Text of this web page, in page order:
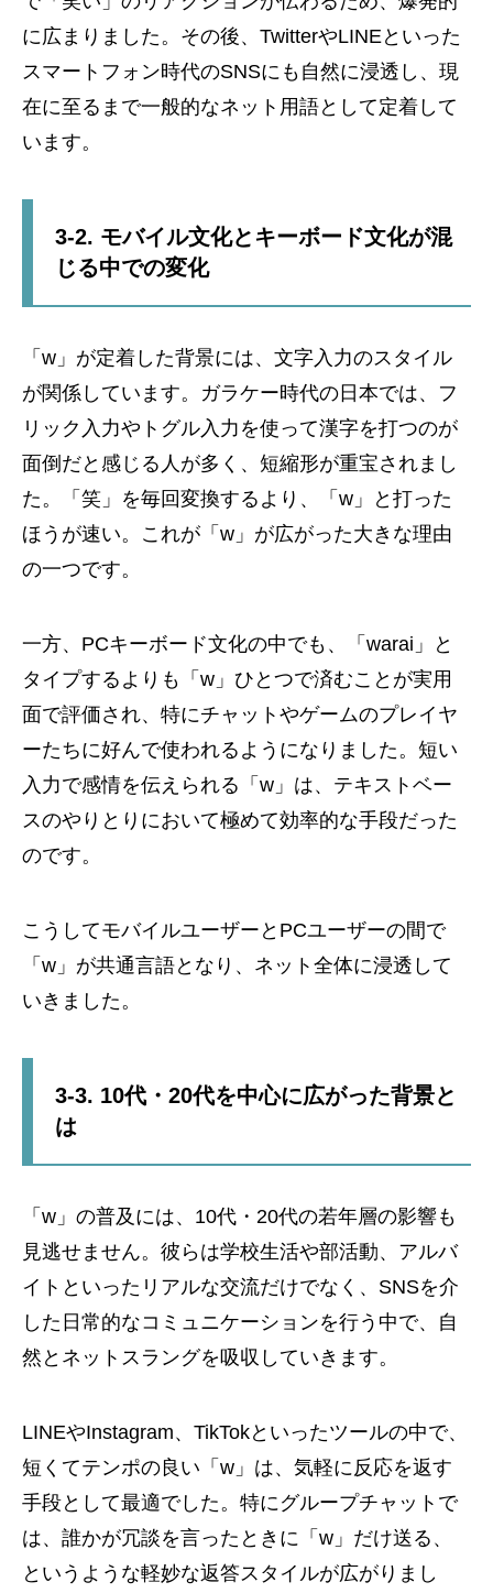
に広まりました。その後、TwitterやLINEといった
スマートフォン時代のSNSにも自然に浸透し、現
在に至るまで一般的なネット用語として定着して
います。
3-2. モバイル文化とキーボード文化が混
じる中での変化
「w」が定着した背景には、文字入力のスタイル
が関係しています。ガラケー時代の日本では、フ
リック入力やトグル入力を使って漢字を打つのが
面倒だと感じる人が多く、短縮形が重宝されまし
た。「笑」を毎回変換するより、「w」と打った
ほうが速い。これが「w」が広がった大きな理由
の一つです。
一方、PCキーボード文化の中でも、「warai」と
タイプするよりも「w」ひとつで済むことが実用
面で評価され、特にチャットやゲームのプレイヤ
ーたちに好んで使われるようになりました。短い
入力で感情を伝えられる「w」は、テキストベー
スのやりとりにおいて極めて効率的な手段だった
のです。
こうしてモバイルユーザーとPCユーザーの間で
「w」が共通言語となり、ネット全体に浸透して
いきました。
3-3. 10代・20代を中心に広がった背景と
は
「w」の普及には、10代・20代の若年層の影響も
見逃せません。彼らは学校生活や部活動、アルバ
イトといったリアルな交流だけでなく、SNSを介
した日常的なコミュニケーションを行う中で、自
然とネットスラングを吸収していきます。
LINEやInstagram、TikTokといったツールの中で、
短くてテンポの良い「w」は、気軽に反応を返す
手段として最適でした。特にグループチャットで
は、誰かが冗談を言ったときに「w」だけ送る、
というような軽妙な返答スタイルが広がりまし